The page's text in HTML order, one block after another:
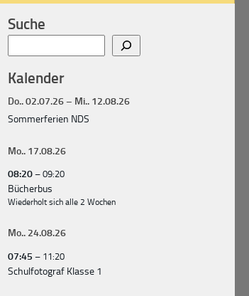
Suche
Kalender
Do..02.07.26– Mi.. 12.08.26
Sommerferien NDS
Mo.. 17.08.26
08:20 – 09:20
Bücherbus
Wiederholt sich alle 2 Wochen
Mo.. 24.08.26
07:45 – 11:20
Schulfotograf Klasse 1